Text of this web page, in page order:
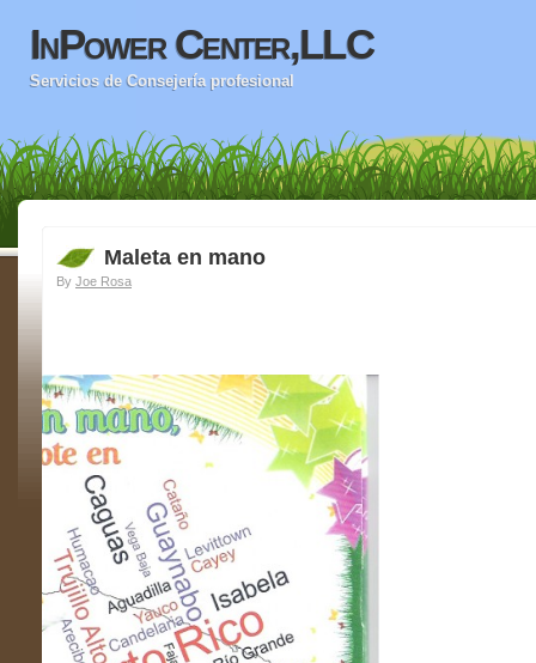
InPower Center,LLC
Servicios de Consejería profesional
Maleta en mano
By Joe Rosa